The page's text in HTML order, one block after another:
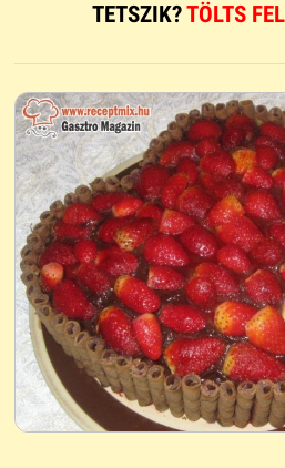
TETSZIK?TÖLTS